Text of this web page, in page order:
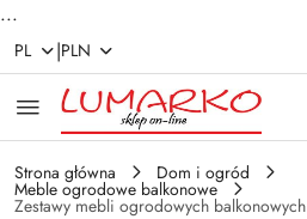
...
Przejdź do treści głównej
Przejdź do wyszukiwarki
Przejdź do moje konto
Przejdź do menu głównego
Przejdź do opisu produktu
Przejdź do stopki
PL |PLN
Strona główna Dom i ogród
Meble ogrodowe balkonowe
Zestawy mebli ogrodowych balkonowych